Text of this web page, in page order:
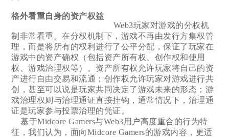
格外看重自身的资产权益
Web3玩家对游戏的分权机
制非常看重。在分权机制下，游戏不再由发行方集权管
理，而是将所有的权利进行了公平分配，保证了玩家在
游戏中的资产确权（包括资产所有权、创作权和使用
权、游戏治理权等）。资产所有权允许玩家将自己的资
产进行自由交易和流通；创作权允许玩家对游戏进行共
创，甚至可以说是玩家共同决定了游戏未来的形态；游
戏治理权则与治理通证直接挂钩，通常情况下，治理通
证是玩家参与投票治理的凭证。
基于Midcore Gamers与Web3用户高度重合的行为特
征，我们认为，面向Midcore Gamers的游戏内容，更适